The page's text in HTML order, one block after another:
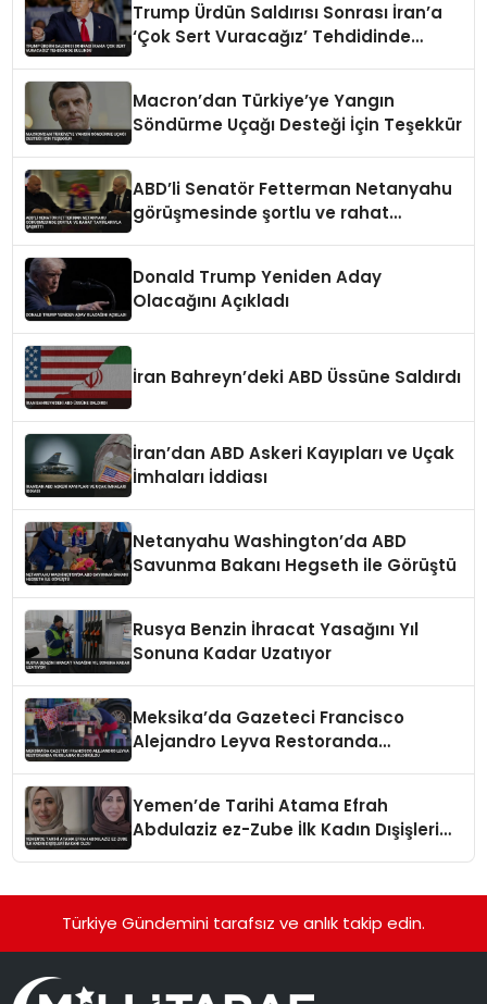
Trump Ürdün Saldırısı Sonrası İran’a
‘Çok Sert Vuracağız’ Tehdidinde
Macron’dan Türkiye’ye Yangın
Söndürme Uçağı Desteği İçin Teşekkür
ABD’li Senatör Fetterman Netanyahu
görüşmesinde şortlu ve rahat
Donald Trump Yeniden Aday
Olacağını Açıkladı
İran Bahreyn’deki ABD Üssüne Saldırdı
İran’dan ABD Askeri Kayıpları ve Uçak
İmhaları İddiası
Netanyahu Washington’da ABD
Savunma Bakanı Hegseth ile Görüştü
Rusya Benzin İhracat Yasağını Yıl
Sonuna Kadar Uzatıyor
Meksika’da Gazeteci Francisco
Alejandro Leyva Restoranda
Yemen’de Tarihi Atama Efrah
Abdulaziz ez-Zube İlk Kadın Dışişleri
Türkiye Gündemini tarafsız ve anlık takip edin.